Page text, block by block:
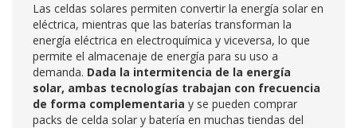
Las celdas solares permiten convertir la energía solar en
eléctrica, mientras que las baterías transforman la
energía eléctrica en electroquímica y viceversa, lo que
permite el almacenaje de energía para su uso a
demanda. Dada la intermitencia de la energía
solar, ambas tecnologías trabajan con frecuencia
de forma complementaria y se pueden comprar
packs de celda solar y batería en muchas tiendas del